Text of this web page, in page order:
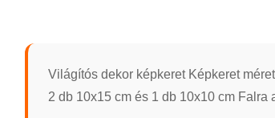
Világítós dekor képkeret Képkeret
2 db 10x15 cm és 1 db 10x10 cm Falra